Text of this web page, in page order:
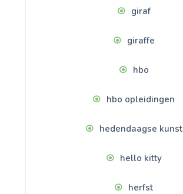
giraf
giraffe
hbo
hbo opleidingen
hedendaagse kunst
hello kitty
herfst